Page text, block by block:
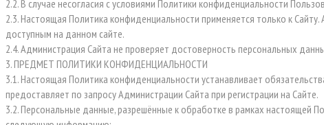
2.2. В случае несогласия с условиями Политики конфиденциальности
2.3. Настоящая Политика конфиденциальности применяется только к
доступным на данном сайте.
2.4. Администрация Сайта не проверяет достоверность персональных
3. ПРЕДМЕТ ПОЛИТИКИ КОНФИДЕНЦИАЛЬНОСТИ
3.1. Настоящая Политика конфиденциальности устанавливает
предоставляет по запросу Администрации Сайта при регистрации на Сайте.
3.2. Персональные данные, разрешённые к обработке в рамках настоящей